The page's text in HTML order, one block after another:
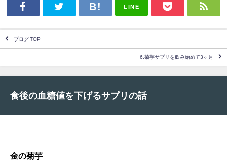
LINE
ブログ TOP
6.菊芋サプリを飲み始めて3ヶ月
食後の血糖値を下げるサプリの話
金の菊芋